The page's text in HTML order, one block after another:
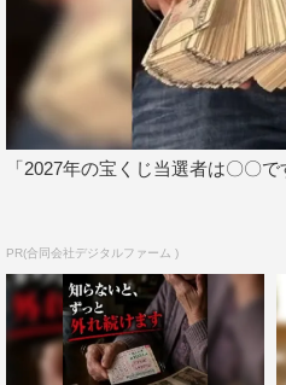
今回披露する『A・RA・SHI
相葉雅紀が「デビュー曲と最
たい」とメッセージを送った。
演出について二宮和也は「今
1年をかみしめながらやれた
サーの人たちもずっと嵐につ
「2027年の宝くじ当選者は〇〇
PR(合同会社デジタルファーム )